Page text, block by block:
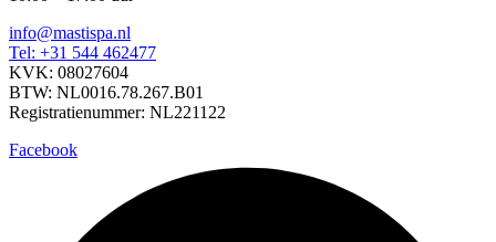
info@mastispa.nl
Tel: +31 544 462477
KVK: 08027604
BTW: NL0016.78.267.B01
Registratienummer: NL221122
Facebook